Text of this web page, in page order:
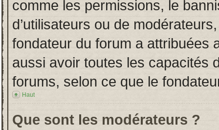
comme les permissions, le
d’utilisateurs ou de
fondateur du forum a attribuées
aussi avoir toutes les capacités
forums, selon ce que le
Haut
Que sont les modérateurs ?